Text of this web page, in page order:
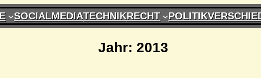
SOCIALMEDIATECHNIKRECHT POLITIK
Jahr: 2013